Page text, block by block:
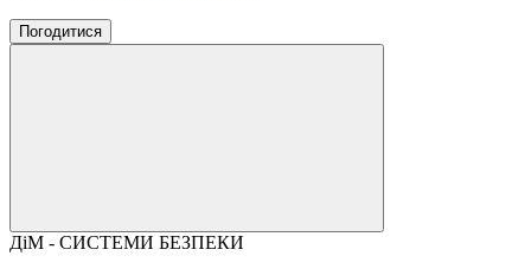
Погодитися
ДіМ - СИСТЕМИ БЕЗПЕКИ